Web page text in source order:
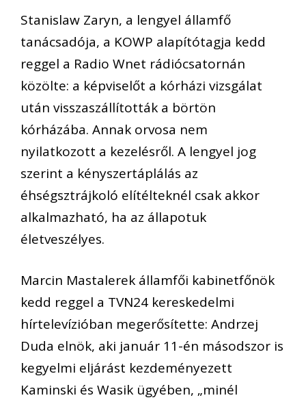
Stanislaw Zaryn, a lengyel államfő
tanácsadója, a KOWP alapítótagja kedd
reggel a Radio Wnet rádiócsatornán
közölte: a képviselőt a kórházi vizsgálat
után visszaszállították a börtön
kórházába. Annak orvosa nem
nyilatkozott a kezelésről. A lengyel jog
szerint a kényszertáplálás az
éhségsztrájkoló elítélteknél csak akkor
alkalmazható, ha az állapotuk
életveszélyes.
Marcin Mastalerek államfői kabinetfőnök
kedd reggel a TVN24 kereskedelmi
hírtelevízióban megerősítette: Andrzej
Duda elnök, aki január 11-én másodszor is
kegyelmi eljárást kezdeményezett
Kaminski és Wasik ügyében, „minél